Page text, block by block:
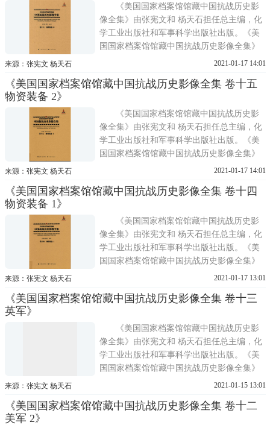
抗战历史影像全集》首
《美国国家档案馆馆藏中国抗战历史影
像全集》由张宪文和 杨天石担任总主编，化
学工业出版社和军事科学出版社出版。《美
国国家档案馆馆藏中国抗战历史影像全集》
共分30卷，从战场、训练、军备、医疗、国
抗战时期敌后战场、正面战场和国际合作的
抗战历史影像全集》首
来源：张宪文 杨天石 2021-01-17 14:01
《美国国家档案馆馆藏中国抗战历史影像全集 卷十五
物资装备 2》
《美国国家档案馆馆藏中国抗战历史影
像全集》由张宪文和 杨天石担任总主编，化
学工业出版社和军事科学出版社出版。《美
国国家档案馆馆藏中国抗战历史影像全集》
共分30卷，从战场、训练、军备、医疗、国
抗战时期敌后战场、正面战场和国际合作的
抗战历史影像全集
来源：张宪文 杨天石 2021-01-17 14:01
《美国国家档案馆馆藏中国抗战历史影像全集 卷十四
物资装备 1》
《美国国家档案馆馆藏中国抗战历史影
像全集》由张宪文和 杨天石担任总主编，化
学工业出版社和军事科学出版社出版。《美
国国家档案馆馆藏中国抗战历史影像全集》
共分30卷，从战场、训练、军备、医疗、国
抗战时期敌后战场、正面战场和国际合作的
抗战历史影像全集
来源：张宪文 杨天石 2021-01-17 13:01
《美国国家档案馆馆藏中国抗战历史影像全集 卷十三
英军》
《美国国家档案馆馆藏中国抗战历史影
像全集》由张宪文和 杨天石担任总主编，化
学工业出版社和军事科学出版社出版。《美
国国家档案馆馆藏中国抗战历史影像全集》
共分30卷，从战场、训练、军备、医疗、国
抗战时期敌后战场、正面战场和国际合作的
来源：张宪文 杨天石 2021-01-15 13:01
《美国国家档案馆馆藏中国抗战历史影像全集 卷十二
美军 2》